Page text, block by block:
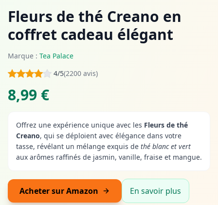
Fleurs de thé Creano en
coffret cadeau élégant
Marque : Tea Palace
4/5(2200 avis)
8,99 €
Offrez une expérience unique avec les Fleurs de thé
Creano, qui se déploient avec élégance dans votre
tasse, révélant un mélange exquis de thé blanc et vert
aux arômes raffinés de jasmin, vanille, fraise et mangue.
Acheter sur Amazon En savoir plus